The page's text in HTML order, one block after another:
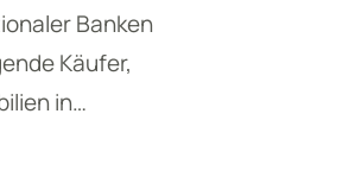
Banken
Käufer,
in…